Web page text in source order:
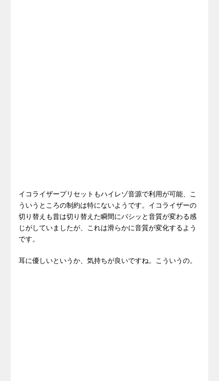
イコライザープリセットもハイレゾ音源で利用が可能、こ
ういうところの制約は特にないようです。イコライザーの
切り替えも昔は切り替えた瞬間にバシッと音質が変わる感
じがしていましたが、これは滑らかに音質が変化するよう
です。
耳に優しいというか、気持ちが良いですね。こういうの。